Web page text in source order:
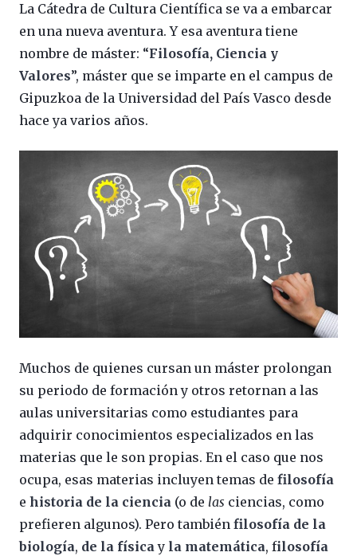
La Cátedra de Cultura Científica se va a embarcar
en una nueva aventura. Y esa aventura tiene
nombre de máster: “Filosofía, Ciencia y
Valores”, máster que se imparte en el campus de
Gipuzkoa de la Universidad del País Vasco desde
hace ya varios años.
Muchos de quienes cursan un máster prolongan
su periodo de formación y otros retornan a las
aulas universitarias como estudiantes para
adquirir conocimientos especializados en las
materias que le son propias. En el caso que nos
ocupa, esas materias incluyen temas de filosofía
e historia de la ciencia (o de las ciencias, como
prefieren algunos). Pero también filosofía de la
biología, de la físicay la matemática, filosofía